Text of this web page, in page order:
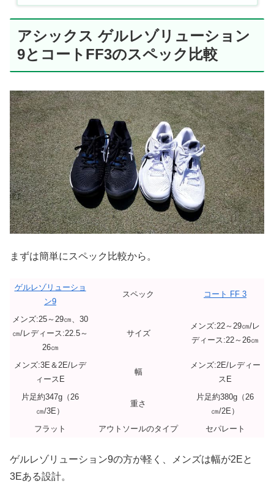
アシックス ゲルレゾリューション
9とコートFF3のスペック比較
まずは簡単にスペック比較から。
ゲルレゾリューショ
ン9
スペック コート FF 3
メンズ:25～29㎝、30
㎝/レディース:22.5～
26㎝
サイズ
メンズ:22～29㎝/レ
ディース:22～26㎝
メンズ:3E＆2E/レデ
ィースE
幅
メンズ:2E/レディー
スE
片足約347g（26
㎝/3E）
重さ
片足約380g（26
㎝/2E）
フラット
アウトソールのタイプ セパレート
ゲルレゾリューション9の方が軽く、メンズは幅が2Eと
3Eある設計。